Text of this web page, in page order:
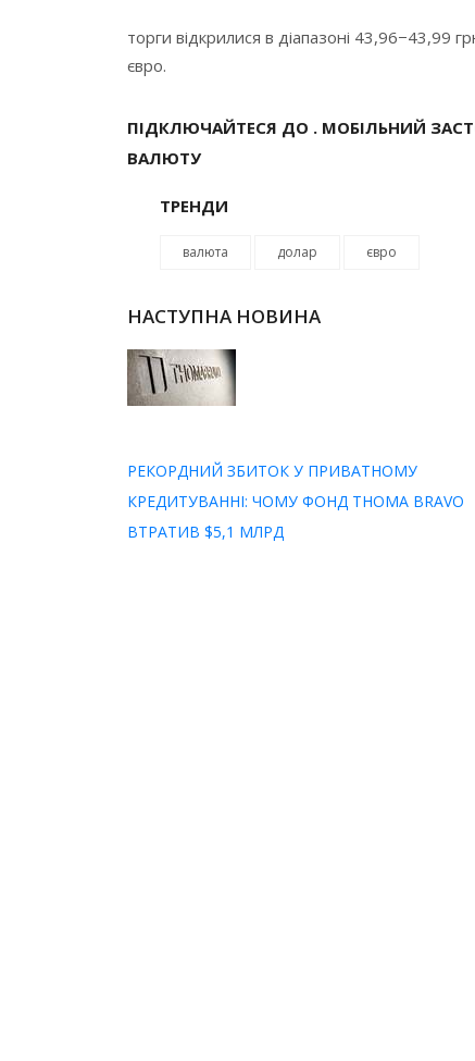
торги відкрилися в діапазоні 43,96−43,99
євро.
ПІДКЛЮЧАЙТЕСЯ ДО . МОБІЛЬНИЙ
ВАЛЮТУ
ТРЕНДИ
валюта долар євро
НАСТУПНА НОВИНА
РЕКОРДНИЙ ЗБИТОК У ПРИВАТНОМУ
КРЕДИТУВАННІ: ЧОМУ ФОНД THOMA BRAVO
ВТРАТИВ $5,1 МЛРД